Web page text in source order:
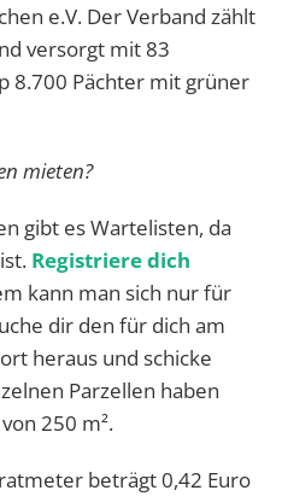
e.V. Der Verband zählt
versorgt mit 83
8.700 Pächter mit grüner
mieten?
gibt es Wartelisten, da
Registriere dich
kann man sich nur für
dir den für dich am
heraus und schicke
Parzellen haben
250 m².
beträgt 0,42 Euro